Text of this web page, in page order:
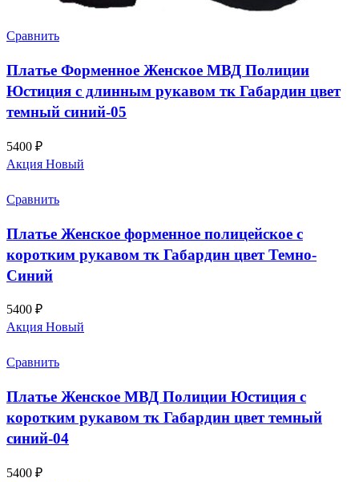
Сравнить
Платье Форменное Женское МВД Полиции
Юстиция с длинным рукавом тк Габардин цвет
темный синий-05
5400 ₽
Акция Новый
Сравнить
Платье Женское форменное полицейское с
коротким рукавом тк Габардин цвет Темно-
Синий
5400 ₽
Акция Новый
Сравнить
Платье Женское МВД Полиции Юстиция с
коротким рукавом тк Габардин цвет темный
синий-04
5400 ₽